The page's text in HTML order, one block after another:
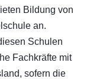
Bildung von
an.
Schulen
Fachkräfte mit
sofern die